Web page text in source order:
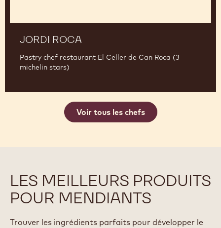
JORDI ROCA
Pastry chef restaurant El Celler de Can Roca (3
michelin stars)
Voir tous les chefs
LES MEILLEURS PRODUITS
POUR MENDIANTS
Trouver les ingrédients parfaits pour développer le